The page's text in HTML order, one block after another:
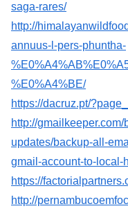
saga-rares/
http://
annuus-l-pers-phuntha-
%E0%A4%BE/
https://dacruz.pt/
http://
updates/backup-all-
gmail-account-to-local-
https://
http://